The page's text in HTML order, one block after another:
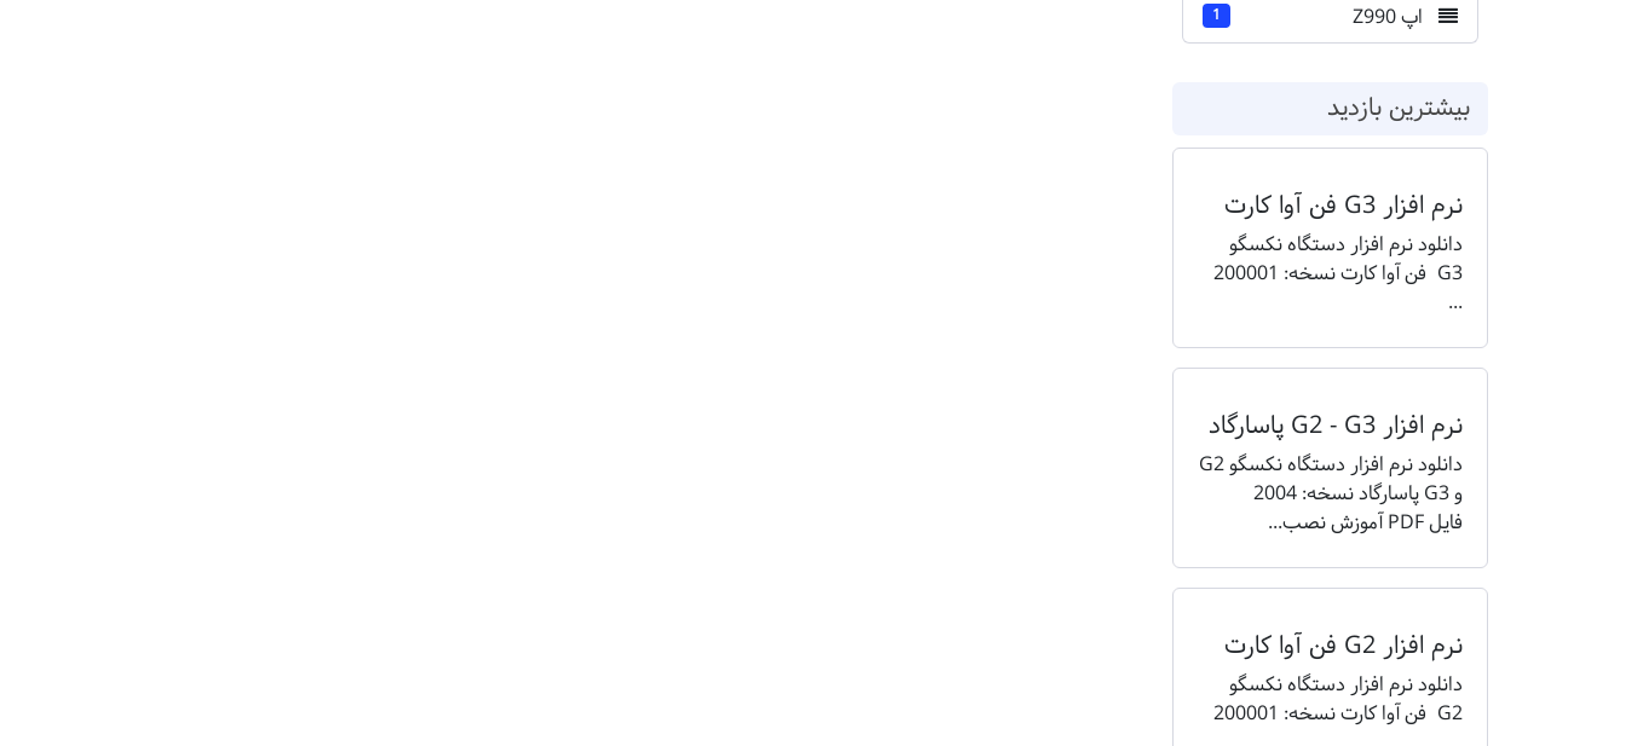
اپ Z990 1
بیشترین بازدید
نرم افزار G3 فن آوا کارت
دانلود نرم افزار دستگاه نکسگو
...
نرم افزار G2 - G3 پاسارگاد
دانلود نرم افزار دستگاه نکسگو G2
فایل PDF آموزش نصب...
نرم افزار G2 فن آوا کارت
دانلود نرم افزار دستگاه نکسگو